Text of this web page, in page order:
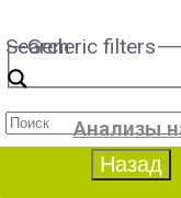
Search
Generic filters
Анализы